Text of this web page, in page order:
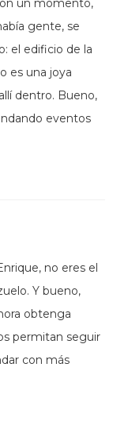
un momento,
gente, se
el edificio de la
es una joya
dentro. Bueno,
eventos
no eres el
Y bueno,
obtenga
permitan seguir
con más